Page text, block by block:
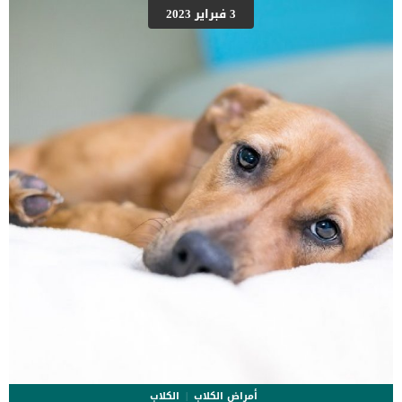
على شكل مجموعة من المراحل التى يتدرجها الكلب الى ان يصل الى
النهاية. اهم علامات وفاة الكلاب بسبب قصور القلب الاحتقانى كما ذكرنا
ستكون هذه العلامات عبارة عن مراحل متدرجة الى المرحلة الاخيرة وهى
الوفاة. _المرحلة الاولى, تظهر ان الكلب معرض لخطر الإصابة بسرطان
القلب ، ولكن ليس لديه أعراض ولا تغييرات في القلب. _المرحلة
الثانية,يعاني الكلب […]
3 فبراير 2023
أمراض الكلاب
الكلاب